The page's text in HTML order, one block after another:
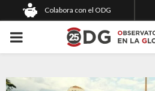
Colabora con el ODG
PRIMARY